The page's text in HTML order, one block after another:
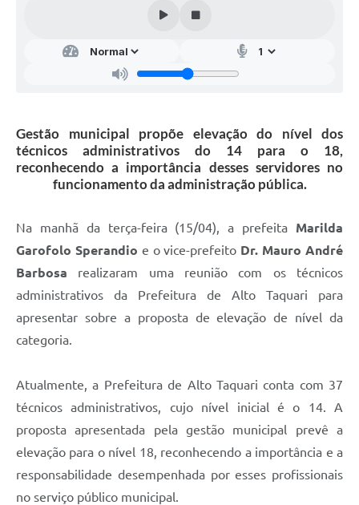
Gestão municipal propõe elevação do nível dos
técnicos administrativos do 14 para o 18,
reconhecendo a importância desses servidores no
funcionamento da administração pública.
Na manhã da terça-feira (15/04), a prefeita Marilda
Garofolo Sperandio e o vice-prefeito Dr. Mauro André
Barbosa realizaram uma reunião com os técnicos
administrativos da Prefeitura de Alto Taquari para
apresentar sobre a proposta de elevação de nível da
categoria.
Atualmente, a Prefeitura de Alto Taquari conta com 37
técnicos administrativos, cujo nível inicial é o 14. A
proposta apresentada pela gestão municipal prevê a
elevação para o nível 18, reconhecendo a importância e a
responsabilidade desempenhada por esses profissionais
no serviço público municipal.